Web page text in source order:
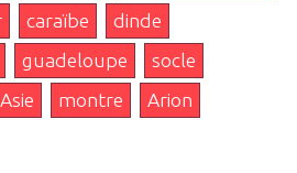
caraïbe
dinde
guadeloupe
socle
Asie montre
Arion